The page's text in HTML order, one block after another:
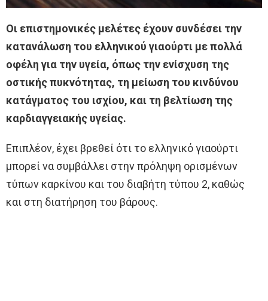
Οι επιστημονικές μελέτες έχουν συνδέσει την
κατανάλωση του ελληνικού γιαούρτι με πολλά
οφέλη για την υγεία, όπως την ενίσχυση της
οστικής πυκνότητας, τη μείωση του κινδύνου
κατάγματος του ισχίου, και τη βελτίωση της
καρδιαγγειακής υγείας.
Επιπλέον, έχει βρεθεί ότι το ελληνικό γιαούρτι
μπορεί να συμβάλλει στην πρόληψη ορισμένων
τύπων καρκίνου και του διαβήτη τύπου 2, καθώς
και στη διατήρηση του βάρους.